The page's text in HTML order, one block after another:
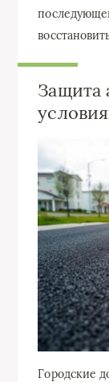
Защита
Городские